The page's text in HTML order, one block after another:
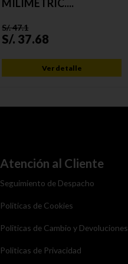
MILIMÉTRIC....
S/.47.1
S/. 37.68
Ver detalle
Atención al Cliente
Seguimiento de Despacho
Politicas de Cookies
Politicas de Cambio y Devoluciones
Politicas de Privacidad